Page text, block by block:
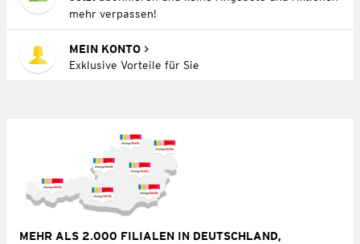
mehr verpassen!
MEIN KONTO
Exklusive Vorteile für Sie
MEHR ALS 2.000 FILIALEN IN DEUTSCHLAND,